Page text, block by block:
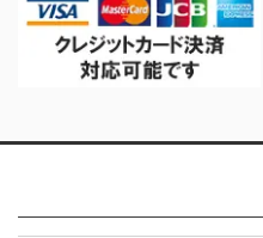
その他のリンク